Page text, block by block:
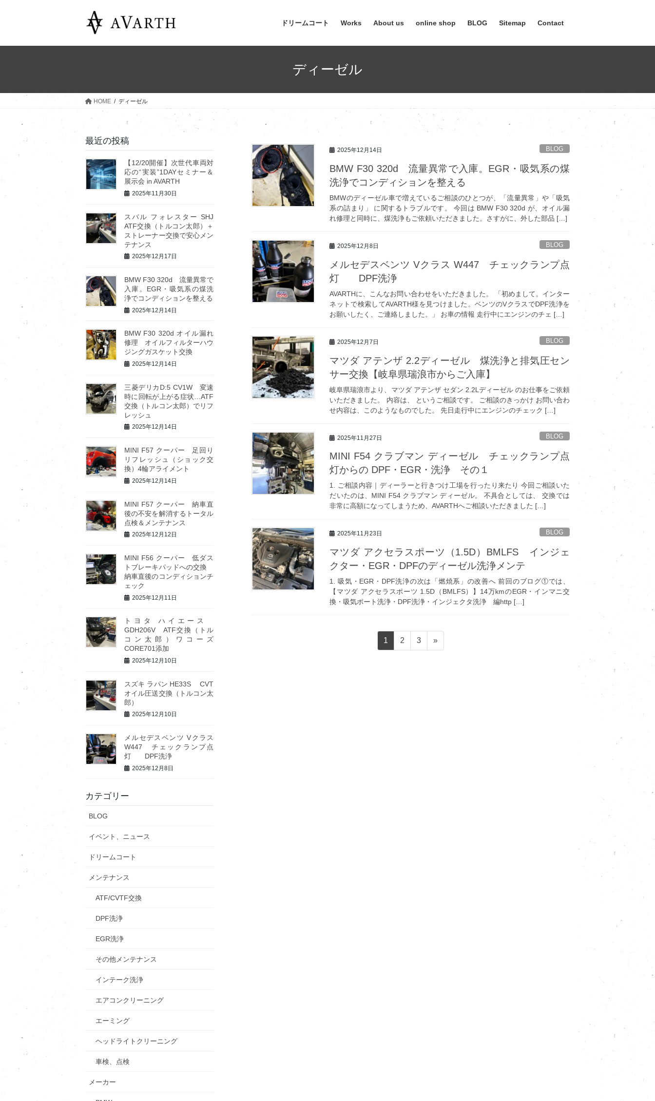
ドリームコート Works About us online shop BLOG Sitemap Contact
ディーゼル
HOME ディーゼル
2025年12月14日 BLOG
BMW F30 320d 流量異常で入庫。EGR・吸気系の煤
洗浄でコンディションを整える
BMWのディーゼル車で増えているご相談のひとつが、「流量異常」や「吸気
系の詰まり」 に関するトラブルです。 今回は BMW F30 320d が、オイル漏
れ修理と同時に、煤洗浄もご依頼いただきました。さすがに、外した部品 […]
2025年12月8日 BLOG
メルセデスベンツ Vクラス W447 チェックランプ点
灯 DPF洗浄
AVARTHに、こんなお問い合わせをいただきました。 「初めまして。インター
ネットで検索してAVARTH様を見つけました。ベンツのVクラスでDPF洗浄を
お願いしたく、ご連絡しました。」 お車の情報 走行中にエンジンのチェ […]
2025年12月7日 BLOG
マツダ アテンザ 2.2ディーゼル 煤洗浄と排気圧セン
サー交換【岐阜県瑞浪市からご入庫】
岐阜県瑞浪市より、マツダ アテンザ セダン 2.2Lディーゼル のお仕事をご依頼
いただきました。 内容は、 というご相談です。 ご相談のきっかけ お問い合わ
せ内容は、このようなものでした。 先日走行中にエンジンのチェック […]
2025年11月27日 BLOG
MINI F54 クラブマン ディーゼル チェックランプ点
灯からの DPF・EGR・洗浄 その１
1. ご相談内容｜ディーラーと行きつけ工場を行ったり来たり 今回ご相談いた
だいたのは、MINI F54 クラブマン ディーゼル。 不具合としては、 交換では
非常に高額になってしまうため、AVARTHへご相談いただきました […]
2025年11月23日 BLOG
マツダ アクセラスポーツ（1.5D）BMLFS インジェ
クター・EGR・DPFのディーゼル洗浄メンテ
1. 吸気・EGR・DPF洗浄の次は「燃焼系」の改善へ 前回のブログ①では、
【マツダ アクセラスポーツ 1.5D（BMLFS）】14万kmのEGR・インマニ交
換・吸気ポート洗浄・DPF洗浄・インジェクタ洗浄 編http […]
固
定
1
固
定
2
固
定
3 »
最近の投稿
【12/20開催】次世代車両対
応の“実装”1DAYセミナー＆
展示会 in AVARTH
2025年11月30日
スバル フォレスター SHJ
ATF交換（トルコン太郎）＋
ストレーナー交換で安心メン
テナンス
2025年12月17日
BMW F30 320d 流量異常で
入庫。EGR・吸気系の煤洗
浄でコンディションを整える
2025年12月14日
BMW F30 320d オイル漏れ
修理 オイルフィルターハウ
ジングガスケット交換
2025年12月14日
三菱デリカD:5 CV1W 変速
時に回転が上がる症状…ATF
交換（トルコン太郎）でリフ
レッシュ
2025年12月14日
MINI F57 クーパー 足回り
リフレッシュ（ショック交
換）4輪アライメント
2025年12月14日
MINI F57 クーパー 納車直
後の不安を解消するトータル
点検＆メンテナンス
2025年12月12日
MINI F56 クーパー 低ダス
トブレーキパッドへの交換
納車直後のコンディションチ
ェック
2025年12月11日
トヨタ ハイエース
GDH206V ATF交換（トル
コン太郎）ワコーズ
CORE701添加
2025年12月10日
スズキ ラパン HE33S CVT
オイル圧送交換（トルコン太
郎）
2025年12月10日
メルセデスベンツ Vクラス
W447 チェックランプ点
灯 DPF洗浄
2025年12月8日
カテゴリー
BLOG
イベント、ニュース
ドリームコート
メンテナンス
ATF/CVTF交換
DPF洗浄
EGR洗浄
その他メンテナンス
インテーク洗浄
エアコンクリーニング
エーミング
ヘッドライトクリーニング
車検、点検
メーカー